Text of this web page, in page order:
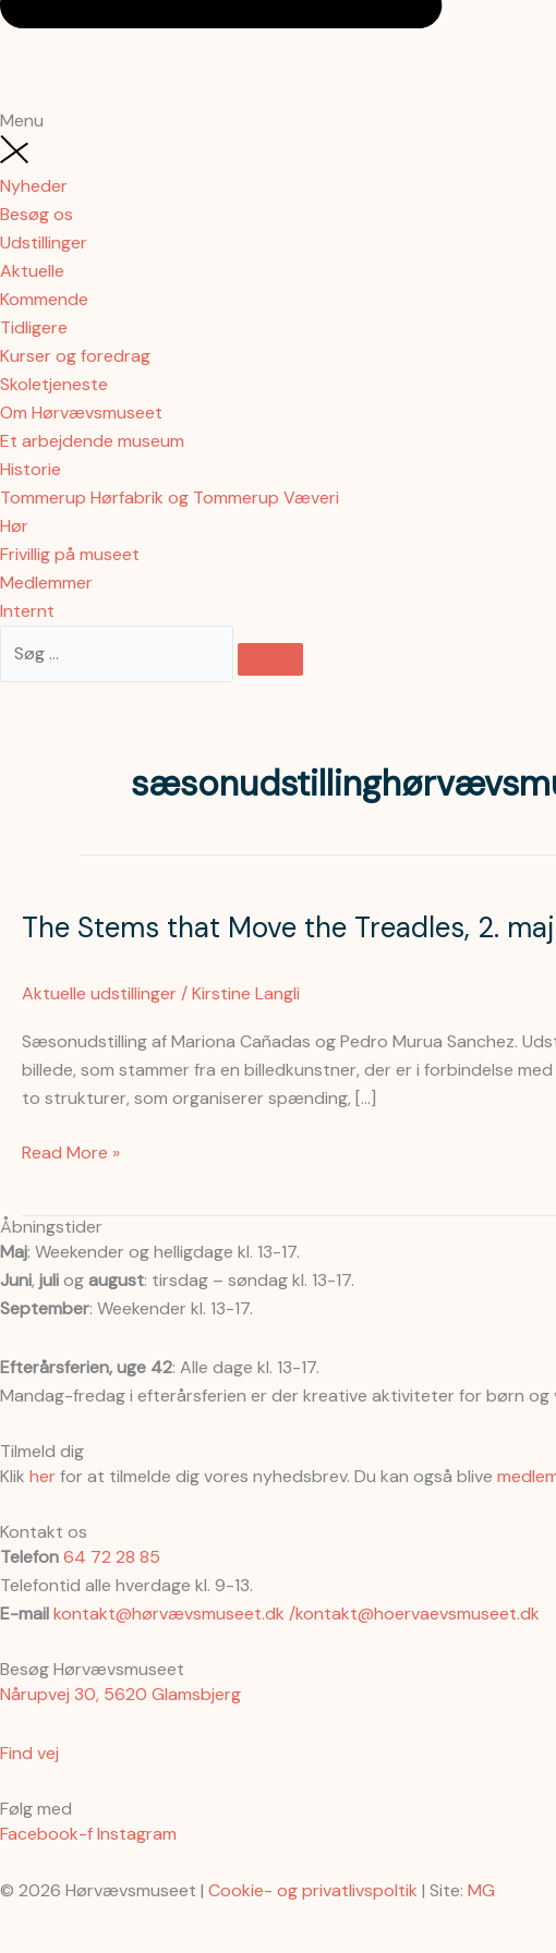
Menu
Nyheder
Besøg os
Udstillinger
Aktuelle
Kommende
Tidligere
Kurser og foredrag
Skoletjeneste
Om Hørvævsmuseet
Et arbejdende museum
Historie
Tommerup Hørfabrik og Tommerup Væveri
Hør
Frivillig på museet
Medlemmer
Internt
The Stems that Move the Treadles, 2.
Aktuelle udstillinger/Kirstine Langli
Sæsonudstilling af Mariona Cañadas og Pedro Murua Sanchez.
billede, som stammer fra en billedkunstner, der er i forbindelse
to strukturer, som organiserer spænding, […]
that
the
2.
maj
til
27.
Read More »
Åbningstider
Maj: Weekender og helligdage kl. 13-17.
Juni, juliogaugust: tirsdag – søndag kl. 13-17.
September: Weekender kl. 13-17.
Efterårsferien, uge 42: Alle dage kl. 13-17.
Mandag-fredag i efterårsferien er der kreative aktiviteter for børn og
Tilmeld dig
Klik herfor at tilmelde dig vores nyhedsbrev. Du kan også blive
Kontakt os
Telefon64 72 28 85
Telefontid alle hverdage kl. 9-13.
E-mailkontakt@hørvævsmuseet.dk /kontakt@hoervaevsmuseet.dk
Besøg Hørvævsmuseet
Nårupvej 30, 5620 Glamsbjerg
Find vej
Følg med
Facebook-fInstagram
© 2026 Hørvævsmuseet | Cookie- og privatlivspoltik | Site: MG